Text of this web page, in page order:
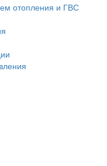
отопления и ГВС